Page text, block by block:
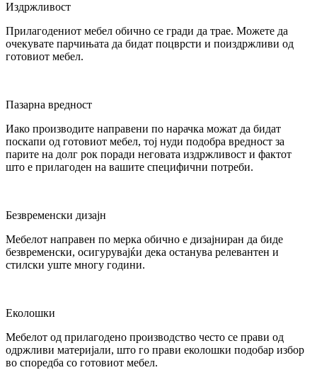
Издржливост
Прилагодениот мебел обично се гради да трае. Можете да
очекувате парчињата да бидат поцврсти и поиздржливи од
готовиот мебел.
Пазарна вредност
Иако производите направени по нарачка можат да бидат
поскапи од готовиот мебел, тој нуди подобра вредност за
парите на долг рок поради неговата издржливост и фактот
што е прилагоден на вашите специфични потреби.
Безвременски дизајн
Мебелот направен по мерка обично е дизајниран да биде
безвременски, осигурувајќи дека останува релевантен и
стилски уште многу години.
Еколошки
Мебелот од прилагодено производство често се прави од
одржливи материјали, што го прави еколошки подобар избор
во споредба со готовиот мебел.